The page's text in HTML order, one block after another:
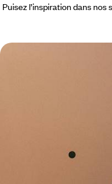
Puisez l’inspiration dans
Toutes nos suggestions